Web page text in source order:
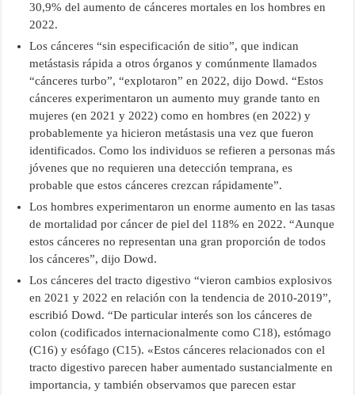
30,9% del aumento de cánceres mortales en los hombres en
2022.
Los cánceres “sin especificación de sitio”, que indican
metástasis rápida a otros órganos y comúnmente llamados
“cánceres turbo”, “explotaron” en 2022, dijo Dowd. “Estos
cánceres experimentaron un aumento muy grande tanto en
mujeres (en 2021 y 2022) como en hombres (en 2022) y
probablemente ya hicieron metástasis una vez que fueron
identificados. Como los individuos se refieren a personas más
jóvenes que no requieren una detección temprana, es
probable que estos cánceres crezcan rápidamente”.
Los hombres experimentaron un enorme aumento en las tasas
de mortalidad por cáncer de piel del 118% en 2022. “Aunque
estos cánceres no representan una gran proporción de todos
los cánceres”, dijo Dowd.
Los cánceres del tracto digestivo “vieron cambios explosivos
en 2021 y 2022 en relación con la tendencia de 2010-2019”,
escribió Dowd. “De particular interés son los cánceres de
colon (codificados internacionalmente como C18), estómago
(C16) y esófago (C15). «Estos cánceres relacionados con el
tracto digestivo parecen haber aumentado sustancialmente en
importancia, y también observamos que parecen estar